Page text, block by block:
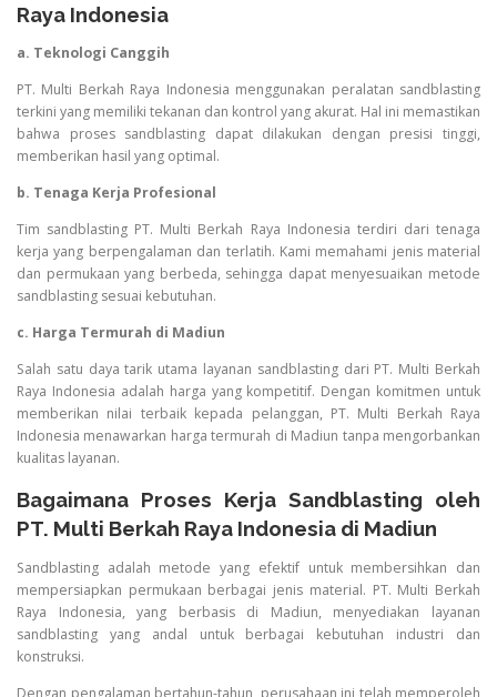
Raya Indonesia
a. Teknologi Canggih
PT. Multi Berkah Raya Indonesia menggunakan peralatan sandblasting
terkini yang memiliki tekanan dan kontrol yang akurat. Hal ini memastikan
bahwa proses sandblasting dapat dilakukan dengan presisi tinggi,
memberikan hasil yang optimal.
b. Tenaga Kerja Profesional
Tim sandblasting PT. Multi Berkah Raya Indonesia terdiri dari tenaga
kerja yang berpengalaman dan terlatih. Kami memahami jenis material
dan permukaan yang berbeda, sehingga dapat menyesuaikan metode
sandblasting sesuai kebutuhan.
c. Harga Termurah di Madiun
Salah satu daya tarik utama layanan sandblasting dari PT. Multi Berkah
Raya Indonesia adalah harga yang kompetitif. Dengan komitmen untuk
memberikan nilai terbaik kepada pelanggan, PT. Multi Berkah Raya
Indonesia menawarkan harga termurah di Madiun tanpa mengorbankan
kualitas layanan.
Bagaimana Proses Kerja Sandblasting oleh
PT. Multi Berkah Raya Indonesia di Madiun
Sandblasting adalah metode yang efektif untuk membersihkan dan
mempersiapkan permukaan berbagai jenis material. PT. Multi Berkah
Raya Indonesia, yang berbasis di Madiun, menyediakan layanan
sandblasting yang andal untuk berbagai kebutuhan industri dan
konstruksi.
Dengan pengalaman bertahun-tahun, perusahaan ini telah memperoleh